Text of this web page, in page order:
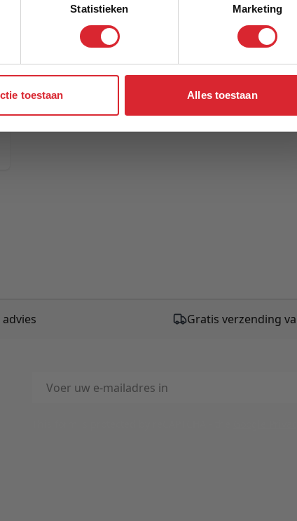
Statistieken Marketing
toestaan Alles toestaan
Gratis verzending
E-mailadres